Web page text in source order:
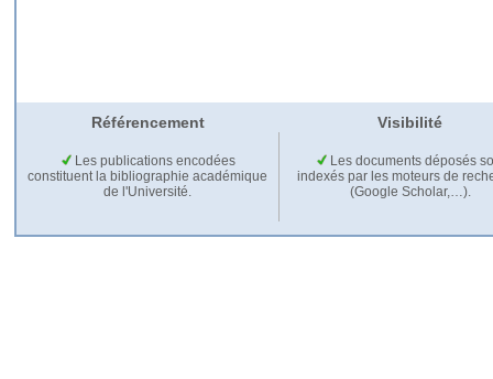
Référencement Visibilité
Les publications encodées
constituent la bibliographie académique
de l'Université.
Les documents déposés
indexés par les moteurs de
(Google Scholar,…).